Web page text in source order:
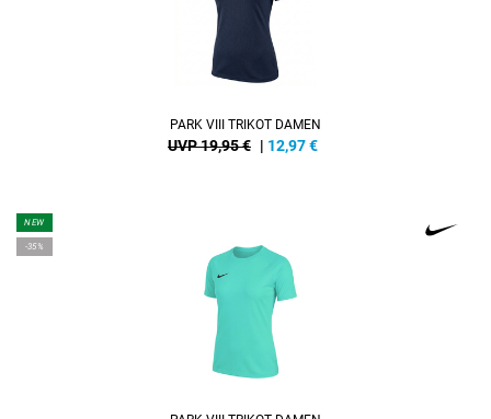
PARK VIII TRIKOT DAMEN
UVP 19,95 € | 12,97€
NEW
-35%